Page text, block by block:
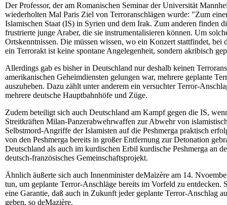
Der Professor, der am Romanischen Seminar der Universität
wiederholten Mal Paris Ziel von Terroranschlägen wurde: "Zum
Islamischen Staat (IS) in Syrien und dem Irak. Zum anderen finden
frustrierte junge Araber, die sie instrumentalisieren können. Um
Ortskenntnissen. Die müssen wissen, wo ein Konzert stattfindet,
ein Terrorakt ist keine spontane Angelegenheit, sondern akribisch
Allerdings gab es bisher in Deutschland nur deshalb keinen
amerikanischen Geheimdiensten gelungen war, mehrere geplante
auszuheben. Dazu zählt unter anderem ein versuchter Terror-
mehrere deutsche Hauptbahnhöfe und Züge.
Zudem beteiligt sich auch Deutschland am Kampf gegen die IS,
Streitkräften Milan-Panzerabwehrwaffen zur Abwehr von
Selbstmord-Angriffe der Islamisten auf die Peshmerga praktisch
von den Peshmerga bereits in großer Entfernung zur Detonation
Deutschland als auch im kurdischen Erbil kurdische Peshmerga an
deutsch-französisches Gemeinschaftsprojekt.
Ähnlich äußerte sich auch Innenminister deMaizère am 14.
tun, um geplante Terror-Anschläge bereits im Vorfeld zu entdecken.
eine Garantie, daß auch in Zukunft jeder geplante Terror-Anschlag
geben, so deMazière.